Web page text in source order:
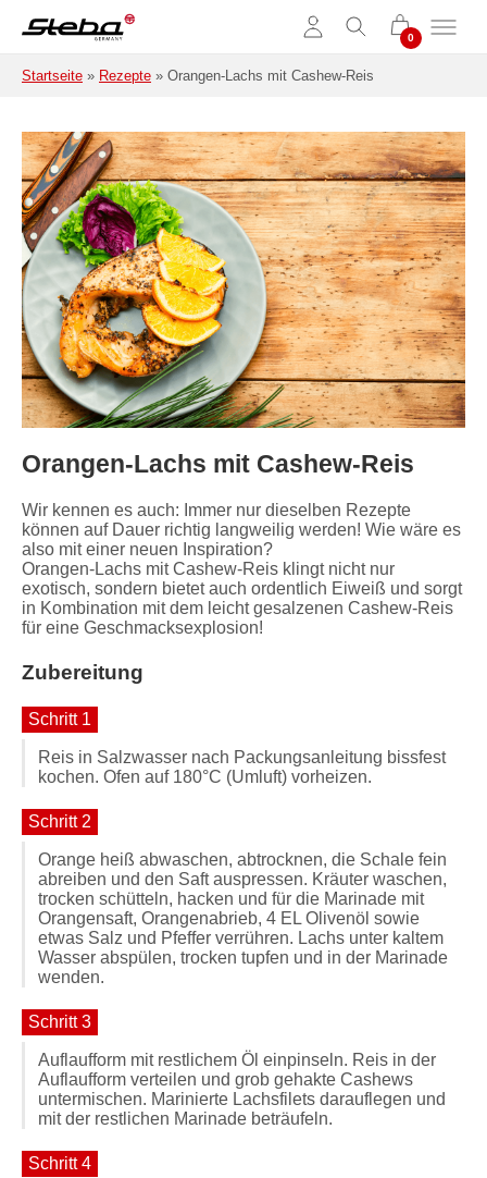
Startseite » Rezepte » Orangen-Lachs mit Cashew-Reis
Orangen-Lachs mit Cashew-Reis
Wir kennen es auch: Immer nur dieselben Rezepte
können auf Dauer richtig langweilig werden! Wie wäre es
also mit einer neuen Inspiration?
Orangen-Lachs mit Cashew-Reis klingt nicht nur
exotisch, sondern bietet auch ordentlich Eiweiß und sorgt
in Kombination mit dem leicht gesalzenen Cashew-Reis
für eine Geschmacksexplosion!
Zubereitung
Schritt 1
Reis in Salzwasser nach Packungsanleitung bissfest
kochen. Ofen auf 180°C (Umluft) vorheizen.
Schritt 2
Orange heiß abwaschen, abtrocknen, die Schale fein
abreiben und den Saft auspressen. Kräuter waschen,
trocken schütteln, hacken und für die Marinade mit
Orangensaft, Orangenabrieb, 4 EL Olivenöl sowie
etwas Salz und Pfeffer verrühren. Lachs unter kaltem
Wasser abspülen, trocken tupfen und in der Marinade
wenden.
Schritt 3
Auflaufform mit restlichem Öl einpinseln. Reis in der
Auflaufform verteilen und grob gehakte Cashews
untermischen. Marinierte Lachsfilets darauflegen und
mit der restlichen Marinade beträufeln.
Schritt 4